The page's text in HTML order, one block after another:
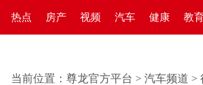
热点 房产 视频 汽车 健康 教
当前位置： 尊龙官方平台 > 汽车频道 >